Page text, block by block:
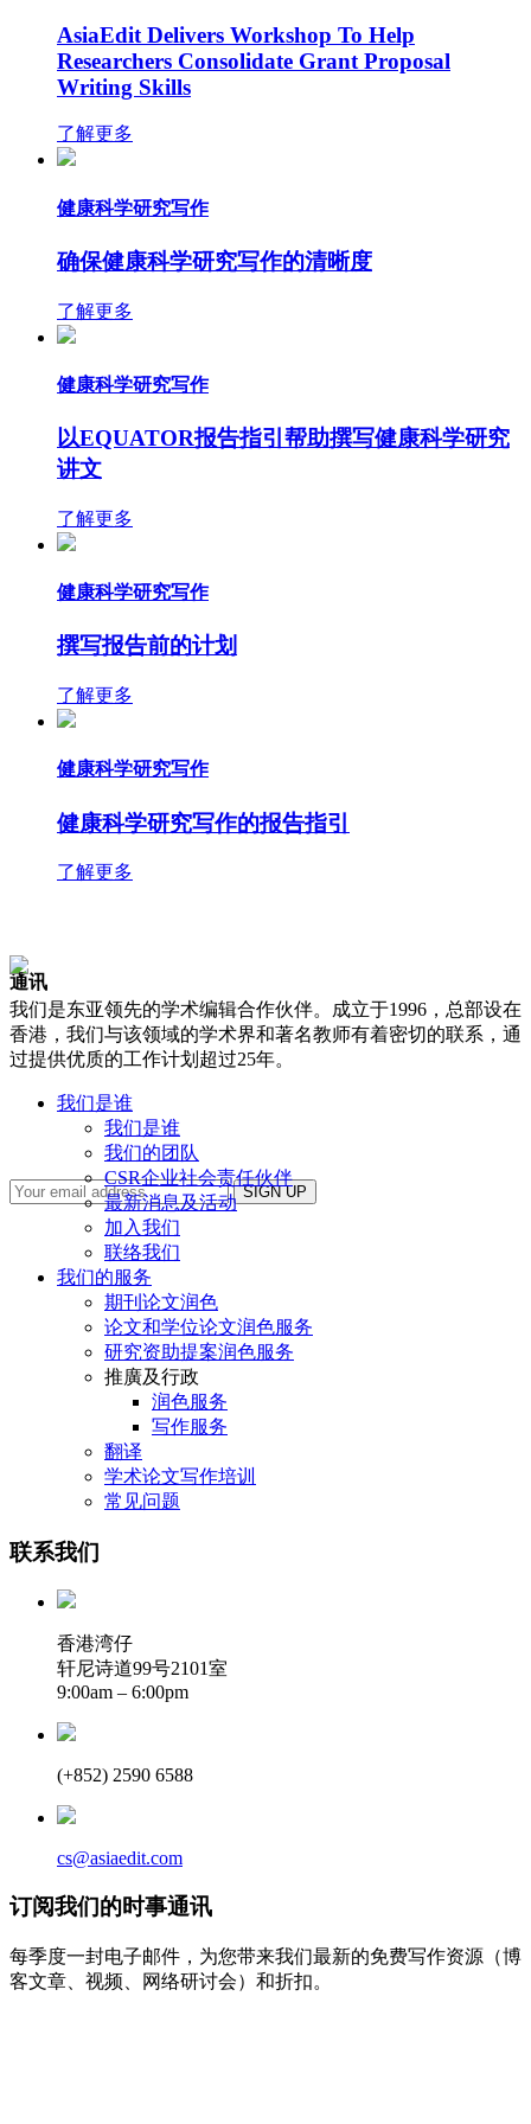
AsiaEdit Delivers Workshop To Help
Researchers Consolidate Grant Proposal
Writing Skills
了解更多
健康科学研究写作
确保健康科学研究写作的清晰度
了解更多
健康科学研究写作
以EQUATOR报告指引帮助撰写健康科学研究
讲文
了解更多
健康科学研究写作
撰写报告前的计划
了解更多
健康科学研究写作
健康科学研究写作的报告指引
了解更多
通讯
季度 的电子邮件，
为您带来我们最新的免费写作资源（博客文章、视
频、线上讲座）和折扣优惠。
我们是东亚领先的学术编辑合作伙伴。成立于1996，总部设在
香港，我们与该领域的学术界和著名教师有着密切的联系，通
过提供优质的工作计划超过25年。
我们是谁
我们是谁
我们的团队
CSR企业社会责任伙伴
最新消息及活动
加入我们
联络我们
我们的服务
期刊论文润色
论文和学位论文润色服务
研究资助提案润色服务
推廣及行政
润色服务
写作服务
翻译
学术论文写作培训
常见问题
联系我们
香港湾仔
轩尼诗道99号2101室
9:00am – 6:00pm
(+852) 2590 6588
cs@asiaedit.com
订阅我们的时事通讯
每季度一封电子邮件，为您带来我们最新的免费写作资源（博
客文章、视频、网络研讨会）和折扣。